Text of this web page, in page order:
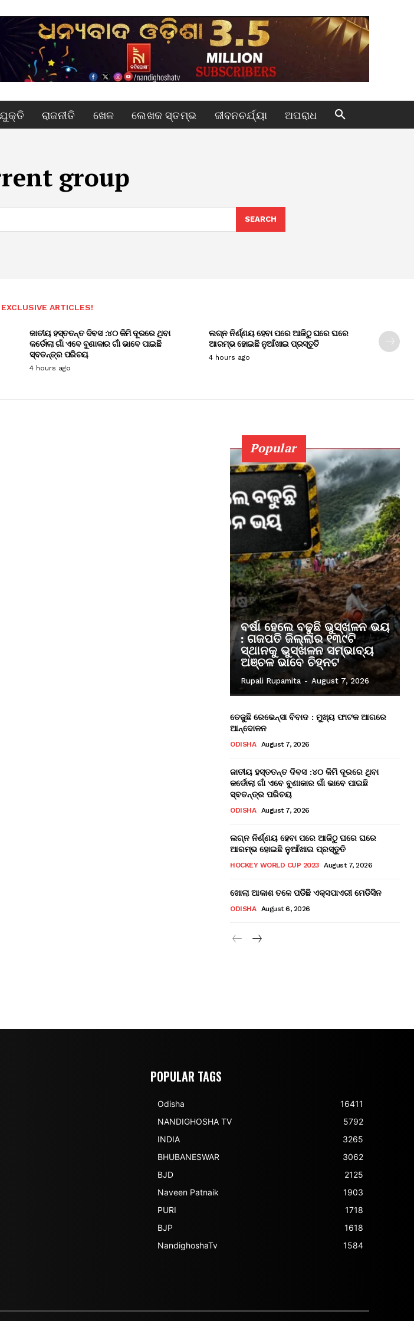
ରାଜନୀତି ଖେଳ ଲେଖକ ସ୍ତମ୍ଭ ଜୀବନଚର୍ଯ୍ୟା ଅପରାଧ
group
SEARCH
ARTICLES!
ଜାତୀୟ ହସ୍ତତନ୍ତ ଦିବସ :୪୦ କିମି ଦୂରରେ ଥିବା
କର୍ଡୋଲା ଗାଁ ଏବେ ବୁଣାକାର ଗାଁ ଭାବେ ପାଇଛି
ସ୍ବତନ୍ତ୍ର ପରିଚୟ
4 hours ago
ଲଗ୍ନ ନିର୍ଣ୍ଣୟ ହେବା ପରେ ଆଜିଠୁ ଘରେ ଘରେ
ଆରମ୍ଭ ହୋଇଛି ନୁଆଁଖାଇ ପ୍ରସ୍ତୁତି
4 hours ago
Popular
ବର୍ଷା ହେଲେ ବଢୁଛି ଭୁସ୍ଖଳନ ଭୟ
: ଗଜପତି ଜିଲ୍ଲାର ୧୩୯ଟି
ସ୍ଥାନକୁ ଭୁସ୍ଖଳନ ସମ୍ଭାବ୍ୟ
ଅଞ୍ଚଳ ଭାବେ ଚିହ୍ନଟ
Rupali Rupamita - August 7, 2026
ତେଜୁଛି ରେଭେନ୍ସା ବିବାଦ : ମୁଖ୍ୟ ଫାଟକ ଆଗରେ
ଆନ୍ଦୋଳନ
ODISHA August 7, 2026
ଜାତୀୟ ହସ୍ତତନ୍ତ ଦିବସ :୪୦ କିମି ଦୂରରେ ଥିବା
କର୍ଡୋଲା ଗାଁ ଏବେ ବୁଣାକାର ଗାଁ ଭାବେ ପାଇଛି
ସ୍ବତନ୍ତ୍ର ପରିଚୟ
ODISHA August 7, 2026
ଲଗ୍ନ ନିର୍ଣ୍ଣୟ ହେବା ପରେ ଆଜିଠୁ ଘରେ ଘରେ
ଆରମ୍ଭ ହୋଇଛି ନୁଆଁଖାଇ ପ୍ରସ୍ତୁତି
HOCKEY WORLD CUP 2023 August 7, 2026
ଖୋଲା ଆକାଶ ତଳେ ପଡିଛି ଏକ୍ସପାଏରୀ ମେଡିସିନ
ODISHA August 6, 2026
POPULAR TAGS
Odisha
16411
NANDIGHOSHA TV
5792
INDIA
3265
BHUBANESWAR
3062
BJD
2125
Naveen Patnaik
1903
PURI
1718
BJP
1618
NandighoshaTv
1584